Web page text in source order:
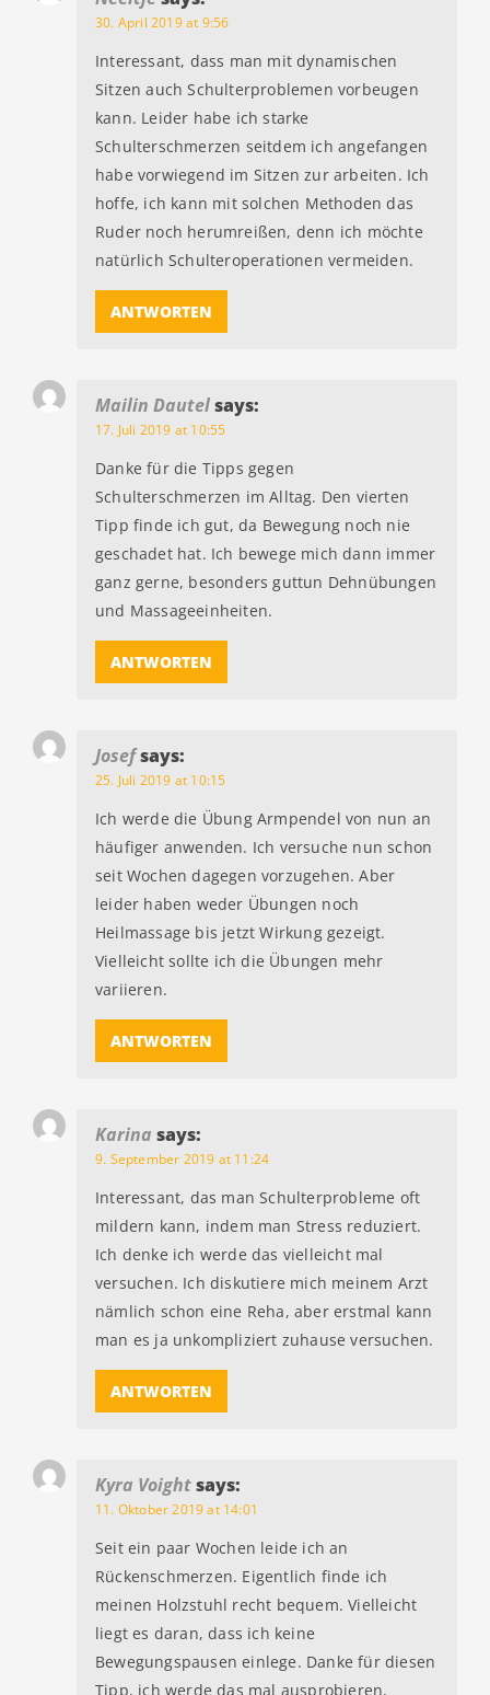
30. April 2019 at 9:56
Interessant, dass man mit dynamischen
Sitzen auch Schulterproblemen vorbeugen
kann. Leider habe ich starke
Schulterschmerzen seitdem ich angefangen
habe vorwiegend im Sitzen zur arbeiten. Ich
hoffe, ich kann mit solchen Methoden das
Ruder noch herumreißen, denn ich möchte
natürlich Schulteroperationen vermeiden.
ANTWORTEN
Mailin Dautelsays:
17. Juli 2019 at 10:55
Danke für die Tipps gegen
Schulterschmerzen im Alltag. Den vierten
Tipp finde ich gut, da Bewegung noch nie
geschadet hat. Ich bewege mich dann immer
ganz gerne, besonders guttun Dehnübungen
und Massageeinheiten.
ANTWORTEN
Josefsays:
25. Juli 2019 at 10:15
Ich werde die Übung Armpendel von nun an
häufiger anwenden. Ich versuche nun schon
seit Wochen dagegen vorzugehen. Aber
leider haben weder Übungen noch
Heilmassage bis jetzt Wirkung gezeigt.
Vielleicht sollte ich die Übungen mehr
variieren.
ANTWORTEN
Karina says:
9. September 2019 at 11:24
Interessant, das man Schulterprobleme oft
mildern kann, indem man Stress reduziert.
Ich denke ich werde das vielleicht mal
versuchen. Ich diskutiere mich meinem Arzt
nämlich schon eine Reha, aber erstmal kann
man es ja unkompliziert zuhause versuchen.
ANTWORTEN
Kyra Voightsays:
11. Oktober 2019 at 14:01
Seit ein paar Wochen leide ich an
Rückenschmerzen. Eigentlich finde ich
meinen Holzstuhl recht bequem. Vielleicht
liegt es daran, dass ich keine
Bewegungspausen einlege. Danke für diesen
Tipp, ich werde das mal ausprobieren.